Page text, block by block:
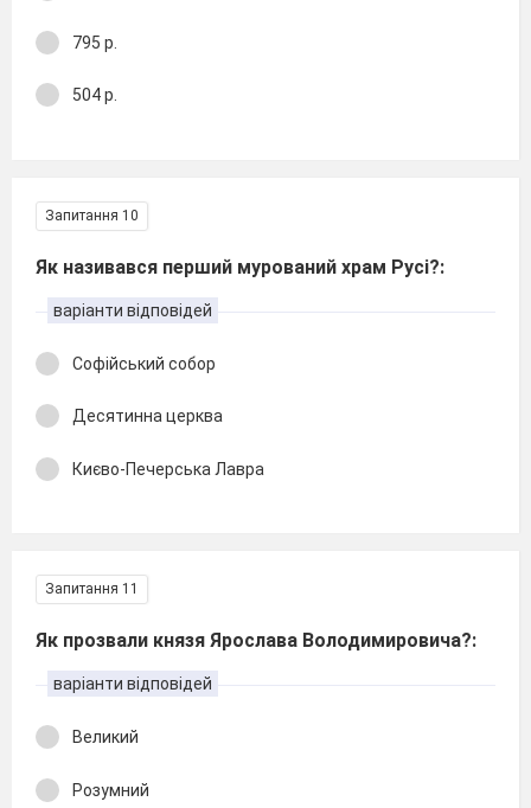
795 р.
504 р.
Запитання 10
Як називався перший мурований храм Русі?:
варіанти відповідей
Софійський собор
Десятинна церква
Києво-Печерська Лавра
Запитання 11
Як прозвали князя Ярослава Володимировича?:
варіанти відповідей
Великий
Розумний